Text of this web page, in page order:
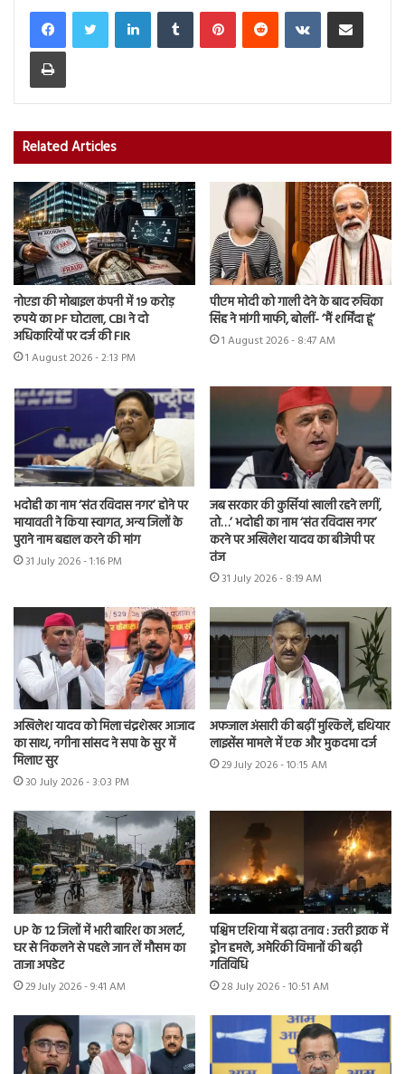
LinkedInTumblr PinterestReddit VKontakteShare via Email
Print
Related Articles
नोएडा की मोबाइल कंपनी में 19 करोड़
रुपये का PF घोटाला, CBI ने दो
अधिकारियों पर दर्ज की FIR
1 August 2026 - 2:13 PM
पीएम मोदी को गाली देने के बाद रुचिका
सिंह ने मांगी माफी, बोलीं- ‘मैं शर्मिंदा हूं’
1 August 2026 - 8:47 AM
भदोही का नाम ‘संत रविदास नगर’ होने पर
मायावती ने किया स्वागत, अन्य जिलों के
पुराने नाम बहाल करने की मांग
31 July 2026 - 1:16 PM
जब सरकार की कुर्सियां खाली रहने लगीं,
तो…’ भदोही का नाम ‘संत रविदास नगर’
करने पर अखिलेश यादव का बीजेपी पर
तंज
31 July 2026 - 8:19 AM
अखिलेश यादव को मिला चंद्रशेखर आजाद
का साथ, नगीना सांसद ने सपा के सुर में
मिलाए सुर
30 July 2026 - 3:03 PM
अफजाल अंसारी की बढ़ीं मुश्किलें, हथियार
लाइसेंस मामले में एक और मुकदमा दर्ज
29 July 2026 - 10:15 AM
UP के 12 जिलों में भारी बारिश का अलर्ट,
घर से निकलने से पहले जान लें मौसम का
ताजा अपडेट
29 July 2026 - 9:41 AM
पश्चिम एशिया में बढ़ा तनाव : उत्तरी इराक में
ड्रोन हमले, अमेरिकी विमानों की बढ़ी
गतिविधि
28 July 2026 - 10:51 AM